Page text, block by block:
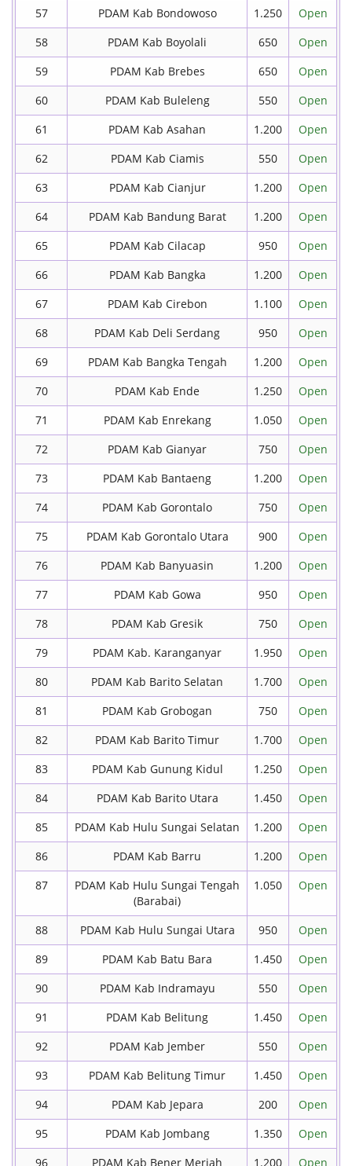
57
PDAM Kab Bondowoso 1.250
Open
58
PDAM Kab Boyolali 650
Open
59
PDAM Kab Brebes 650
Open
60
PDAM Kab Buleleng 550
Open
61
PDAM Kab Asahan 1.200
Open
62
PDAM Kab Ciamis 550
Open
63
PDAM Kab Cianjur 1.200
Open
64
PDAM Kab Bandung Barat 1.200
Open
65
PDAM Kab Cilacap 950
Open
66
PDAM Kab Bangka 1.200
Open
67
PDAM Kab Cirebon 1.100
Open
68
PDAM Kab Deli Serdang 950
Open
69
PDAM Kab Bangka Tengah 1.200
Open
70
PDAM Kab Ende 1.250
Open
71
PDAM Kab Enrekang 1.050
Open
72
PDAM Kab Gianyar 750
Open
73
PDAM Kab Bantaeng 1.200
Open
74
PDAM Kab Gorontalo 750
Open
75
PDAM Kab Gorontalo Utara 900
Open
76
PDAM Kab Banyuasin 1.200
Open
77
PDAM Kab Gowa 950
Open
78
PDAM Kab Gresik 750
Open
79
PDAM Kab. Karanganyar 1.950
Open
80
PDAM Kab Barito Selatan 1.700
Open
81
PDAM Kab Grobogan 750
Open
82
PDAM Kab Barito Timur 1.700
Open
83
PDAM Kab Gunung Kidul 1.250
Open
84
PDAM Kab Barito Utara 1.450
Open
85
PDAM Kab Hulu Sungai Selatan 1.200
Open
86
PDAM Kab Barru 1.200
Open
87
PDAM Kab Hulu Sungai Tengah
(Barabai)
1.050 Open
88 PDAM Kab Hulu Sungai Utara 950
Open
89
PDAM Kab Batu Bara 1.450
Open
90
PDAM Kab Indramayu 550
Open
91
PDAM Kab Belitung 1.450
Open
92
PDAM Kab Jember 550
Open
93
PDAM Kab Belitung Timur 1.450
Open
94
PDAM Kab Jepara 200
Open
95
PDAM Kab Jombang 1.350
Open
96
PDAM Kab Bener Meriah 1.200 Open